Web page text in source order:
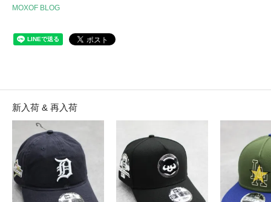
MOXOF BLOG
新入荷 & 再入荷